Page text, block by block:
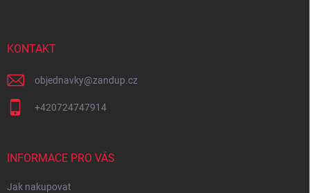
KONTAKT
objednavky@zandup.cz
+420724747914
INFORMACE PRO VÁS
Jak nakupovat